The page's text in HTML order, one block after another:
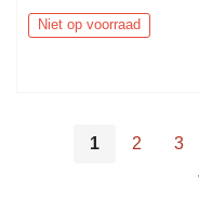
Niet op voorraad
1 2 3